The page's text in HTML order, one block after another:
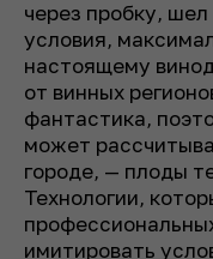
через пробку,
условия,
настоящему
от винных
фантастика,
может
городе, — плоды
Технологии,
имитировать